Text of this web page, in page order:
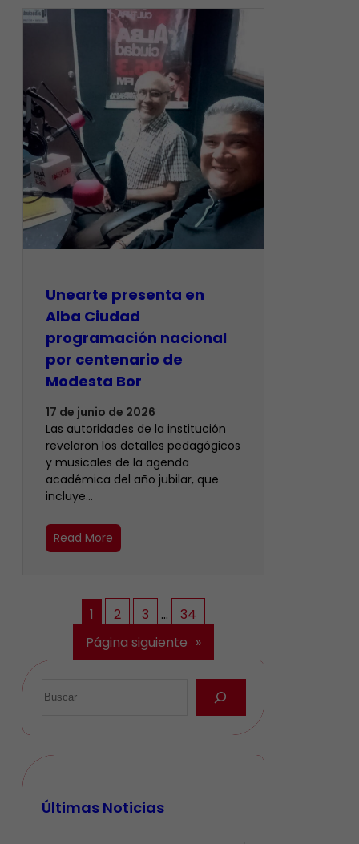
​Unearte presenta en
Alba Ciudad
programación nacional
por centenario de
Modesta Bor
17 de junio de 2026
Las autoridades de la institución
revelaron los detalles pedagógicos
y musicales de la agenda
académica del año jubilar, que
incluye…
Read More
1 2 3 …
34
Página siguiente »
Últimas Noticias